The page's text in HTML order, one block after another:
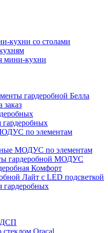
кухни со столами
мини-кухни
гардеробной Белла
заказ
гардеробных
по элементам
МОДУС по элементам
гардеробной МОДУС
Комфорт
Лайт с LED подсветкой
гардеробных
Oracal